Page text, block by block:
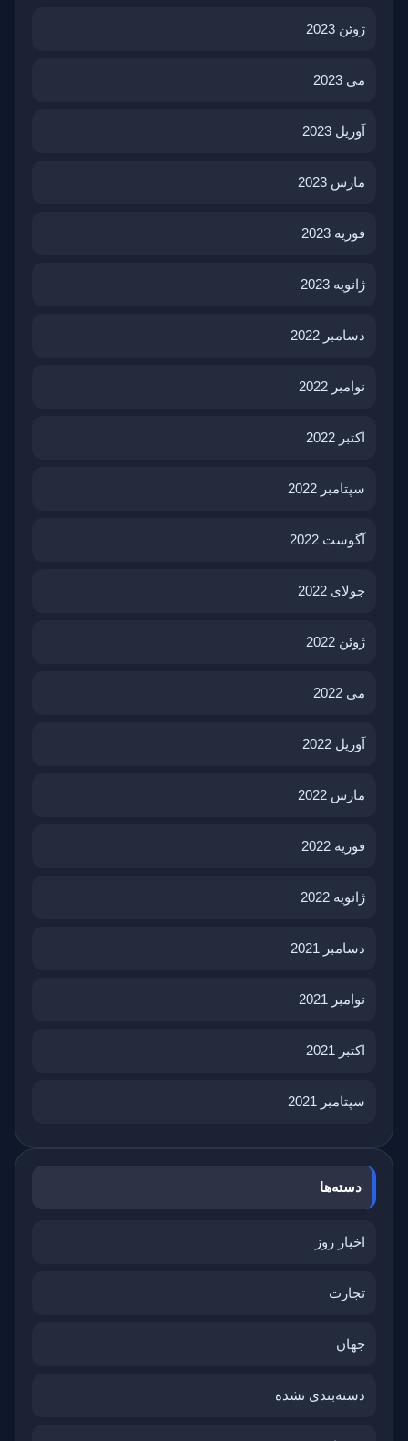
ژوئن 2023
می 2023
آوریل 2023
مارس 2023
فوریه 2023
ژانویه 2023
دسامبر 2022
نوامبر 2022
اکتبر 2022
سپتامبر 2022
آگوست 2022
جولای 2022
ژوئن 2022
می 2022
آوریل 2022
مارس 2022
فوریه 2022
ژانویه 2022
دسامبر 2021
نوامبر 2021
اکتبر 2021
سپتامبر 2021
دسته‌ها
اخبار روز
تجارت
جهان
دسته‌بندی نشده